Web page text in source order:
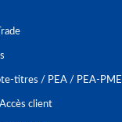
titres / PEA / PEA-PME
client